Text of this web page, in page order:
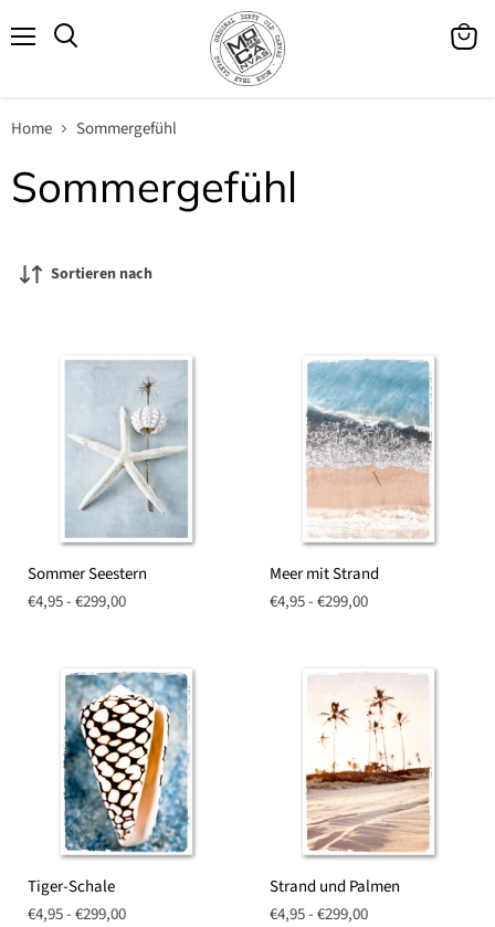
Home Sommergefühl
Sommergefühl
Sortieren nach
Seestern
Sommer Seestern
€4,95-€299,00
mit
Strand
Meer mit Strand
€4,95-€299,00
Schale
Tiger-Schale
€4,95-€299,00
und
Palmen
Strand und Palmen
€4,95-€299,00